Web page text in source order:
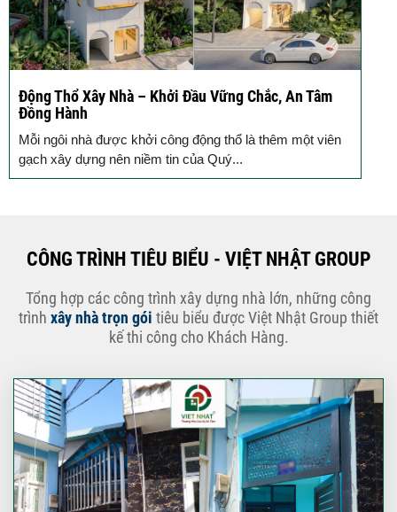
viên
Ký hợp đồng cải tạo – “Thay áo mới” cho ngôi nhà
cũ
Bước đầu cho hành trình nâng tầm không gian sống -
kết hợp đồng cải tạo nhà ở, xây...
CÔNG TRÌNH TIÊU BIỂU - VIỆT NHẬT GROUP
Tổng hợp các công trình xây dựng nhà lớn, những công
trình xây nhà trọn gói tiêu biểu được Việt Nhật Group thiết
kế thi công cho Khách Hàng.